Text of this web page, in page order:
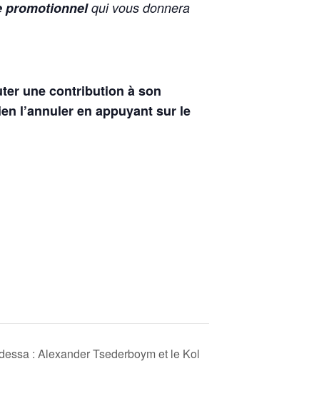
promotionnelqui vous donnera
une contribution à son
l’annuler en appuyant sur le
: Alexander Tsederboym et le Kol